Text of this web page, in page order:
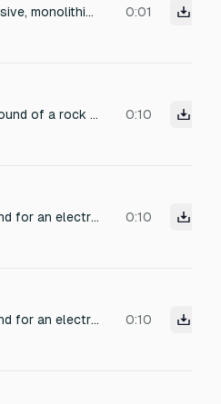
A massive, monolithic boulder plunging into a deep lake, with a heavy, low-frequency impact rumble, a violent splash of water, and a prolonged, resonant wave that echoes across the surrounding cliffs. The sound is captured from a close, immersive perspective, with a sharp, wet crash followed by a deep, groaning under-water thud and a cascading, shimmering spray of droplets. The recording is crisp and cinematic, with a natural, spatial reverb of the canyon walls. 0:01
The sound of a rock being thrown from a distance and hitting the roof or hood of a car or truck. It should be a bit boomy and hollow sounding 0:10
a sound for an electronic game of rock slides, rocks breaking, with a magical musical sound effect 0:10
a sound for an electronic game of rock slides, rocks breaking apart 0:10